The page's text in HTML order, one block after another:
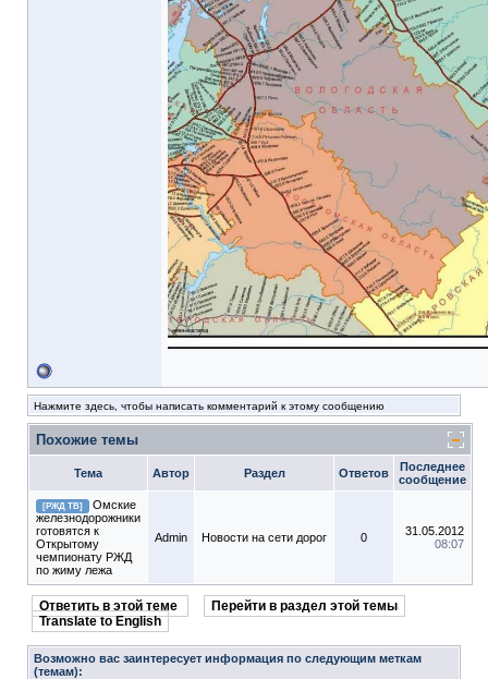
Нажмите здесь, чтобы написать комментарий к этому сообщению
Похожие темы
Тема Автор Раздел Ответов
Последнее
сообщение
[РЖД ТВ]
Омские
железнодорожники
готовятся к
Открытому
чемпионату РЖД
по жиму лежа
Admin Новости на сети дорог 0
31.05.2012
08:07
Ответить в этой теме
Перейти в раздел этой темы
Translate to English
Возможно вас заинтересует информация по следующим меткам
(темам):